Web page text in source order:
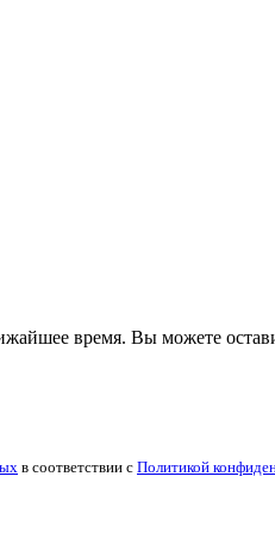
время. Вы можете
в соответствии с Политикой